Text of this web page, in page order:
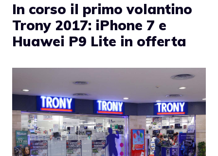
In corso il primo volantino
Trony 2017: iPhone 7 e
Huawei P9 Lite in offerta